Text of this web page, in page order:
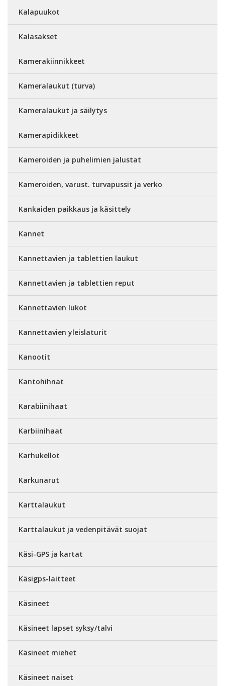
Kalapuukot
Kalasakset
Kamerakiinnikkeet
Kameralaukut (turva)
Kameralaukut ja säilytys
Kamerapidikkeet
Kameroiden ja puhelimien jalustat
Kameroiden, varust. turvapussit ja verko
Kankaiden paikkaus ja käsittely
Kannet
Kannettavien ja tablettien laukut
Kannettavien ja tablettien reput
Kannettavien lukot
Kannettavien yleislaturit
Kanootit
Kantohihnat
Karabiinihaat
Karbiinihaat
Karhukellot
Karkunarut
Karttalaukut
Karttalaukut ja vedenpitävät suojat
Käsi-GPS ja kartat
Käsigps-laitteet
Käsineet
Käsineet lapset syksy/talvi
Käsineet miehet
Käsineet naiset